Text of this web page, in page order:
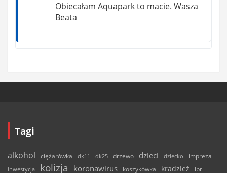
Obiecałam Aquapark to macie. Wasza
Beata
Tagi
alkohol ciężarówka dk11 dk25 drzewo dzieci dziecko
impreza
inwestycja
kolizja koronawirus koszykówka kradzież lpr